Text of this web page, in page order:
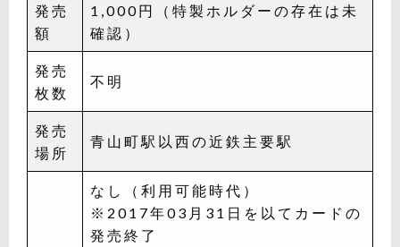
発売
額
1,000円（特製ホルダーの存在は未
確認）
発売
枚数
不明
発売
場所
青山町駅以西の近鉄主要駅
なし（利用可能時代）
※2017年03月31日を以てカードの
発売終了